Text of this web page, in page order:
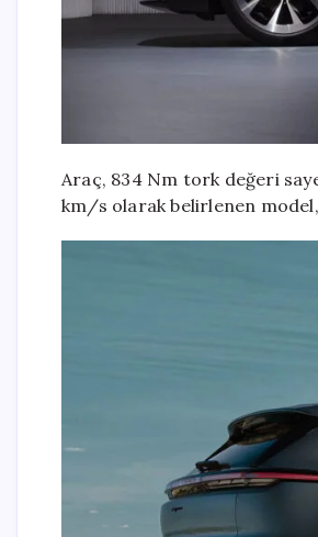
Araç, 834 Nm tork değeri
km/s olarak belirlenen